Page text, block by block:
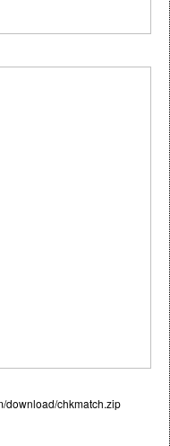
download/chkmatch.zip